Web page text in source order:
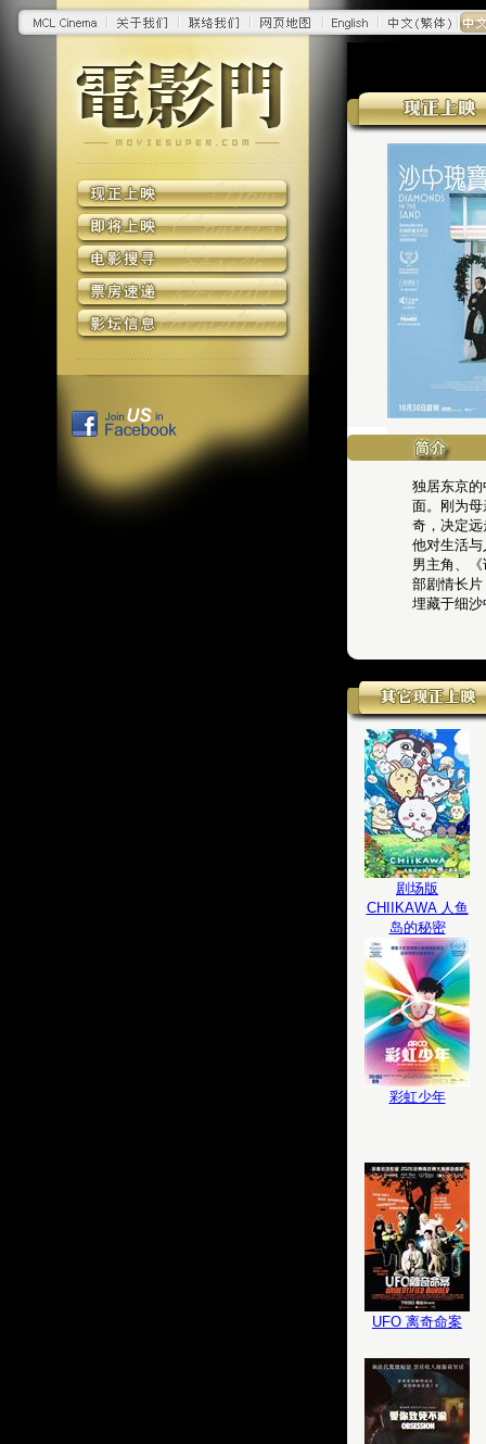
独居东京
面。刚为
奇，决定
他对生活
男主角、
部剧情长
埋藏于细
剧场版
CHIIKAWA 人鱼
岛的秘密
彩虹少年
UFO 离奇命案